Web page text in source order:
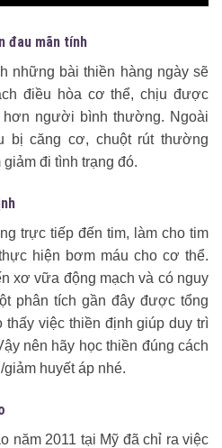
đau mãn tính
những bài thiền hàng ngày sẽ
điều hòa cơ thể, chịu được
người bình thường. Ngoài
bị căng cơ, chuột rút thường
đi tình trạng đó.
trực tiếp đến tim, làm cho tim
hiện bơm máu cho cơ thể.
xơ vữa động mạch và có nguy
phân tích gần đây được tổng
việc thiền định giúp duy trì
nên hãy học thiền đúng cách
huyết áp nhé.
năm 2011 tại Mỹ đã chỉ ra việc